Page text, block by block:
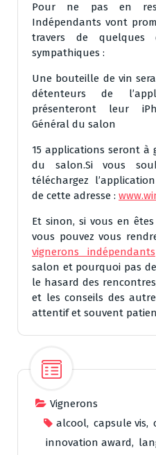
Pour ne pas en
Indépendants vont
travers de quelques
sympathiques :
Une bouteille de vin
détenteurs de
présenteront leur
Général du salon
15 applications seront à
du salon.Si vous
téléchargez
de cette adresse :
Et sinon, si vous en
vous pouvez vous
vignerons indépendants
salon et pourquoi pas
le hasard des
et les conseils des
attentif et souvent
Vignerons
alcool, capsule vis,
innovation award,